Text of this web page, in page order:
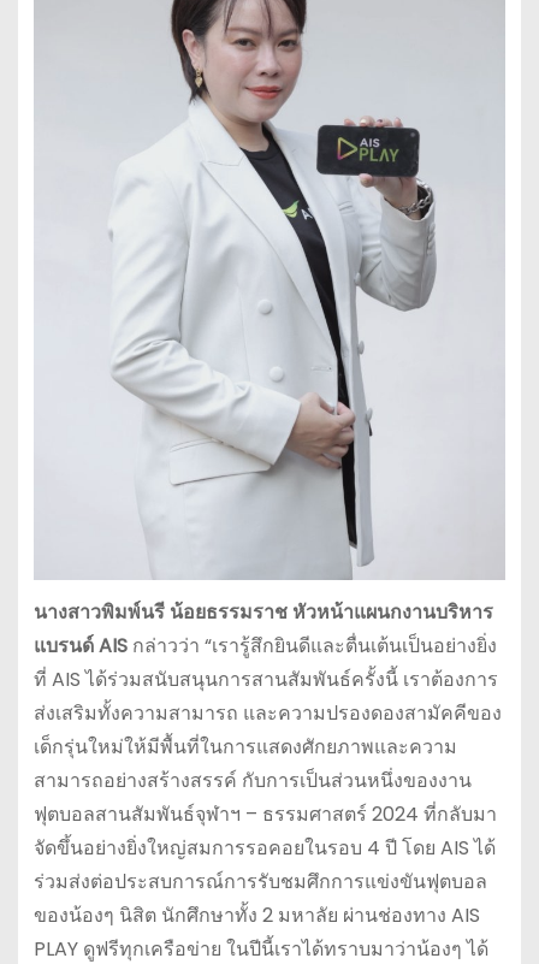
นางสาวพิมพ์นรี น้อยธรรมราช หัวหน้าแผนกงานบริหาร
แบรนด์AIS กล่าวว่า “เรารู้สึกยินดีและตื่นเต้นเป็นอย่างยิ่ง
ที่ AIS ได้ร่วมสนับสนุนการสานสัมพันธ์ครั้งนี้ เราต้องการ
ส่งเสริมทั้งความสามารถ และความปรองดองสามัคคีของ
เด็กรุ่นใหม่ให้มีพื้นที่ในการแสดงศักยภาพและความ
สามารถอย่างสร้างสรรค์ กับการเป็นส่วนหนึ่งของงาน
ฟุตบอลสานสัมพันธ์จุฬาฯ – ธรรมศาสตร์ 2024 ที่กลับมา
จัดขึ้นอย่างยิ่งใหญ่สมการรอคอยในรอบ 4 ปี โดย AIS ได้
ร่วมส่งต่อประสบการณ์การรับชมศึกการแข่งขันฟุตบอล
ของน้องๆ นิสิต นักศึกษาทั้ง 2 มหาลัย ผ่านช่องทาง AIS
PLAY ดูฟรีทุกเครือข่าย ในปีนี้เราได้ทราบมาว่าน้องๆ ได้